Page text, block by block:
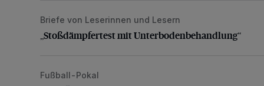
„Stoßdämpfertest mit Unterbodenbehandlung“
Briefe von Leserinnen und Lesern
„Stoßdämpfertest mit Unterbodenbehandlung“
WSV: Übertragung im Barmer Bahnhof und klare
Fußball-Pokal